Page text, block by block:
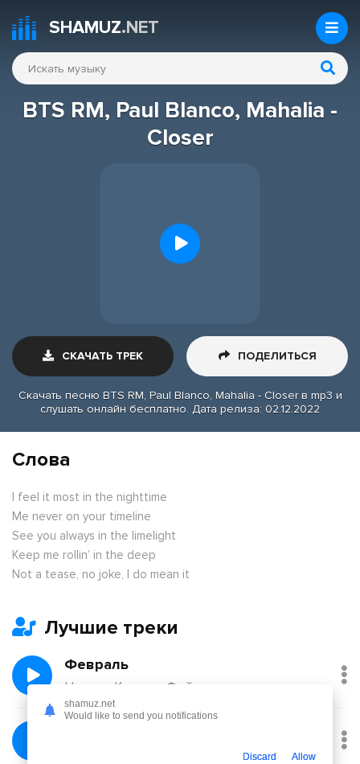
SHAMUZ.NET
BTS RM, Paul Blanco, Mahalia -
Closer
СКАЧАТЬ ТРЕК ПОДЕЛИТЬСЯ
Скачать песню BTS RM, Paul Blanco, Mahalia - Closer в mp3 и
слушать онлайн бесплатно. Дата релиза: 02.12.2022
Слова
I feel it most in the nighttime
Me never on your timeline
See you always in the limelight
Keep me rollin’ in the deep
Not a tease, no joke, I do mean it
Лучшие треки
Февраль
Никита Киоссе, Фейгин
shamuz.net
Would like to send you notifications
Discard Allow